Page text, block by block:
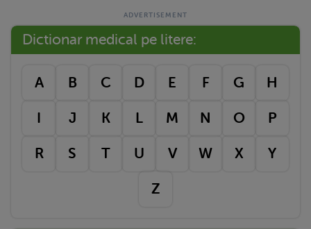
Dictionar medical pe litere:
A B C D E F G H
I J K L M N O P
R S T U V W X Y
Z